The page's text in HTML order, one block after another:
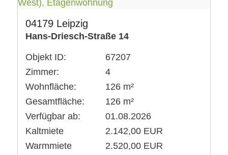
04179 Leipzig
Hans-Driesch-Straße 14
Objekt ID:
67207
Zimmer:
4
Wohnfläche:
126 m²
Gesamtfläche:
126 m²
Verfügbar ab:
01.08.2026
Kaltmiete
2.142,00 EUR
Warmmiete
2.520,00 EUR